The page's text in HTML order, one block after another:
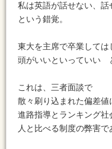
私は英語が話せない、
という錯覚。
東大を主席で卒業しては
頭がいいといっていい　
これは、三者面談で
散々刷り込まれた偏差値
進路指導とランキング社
人と比べる制度の弊害で